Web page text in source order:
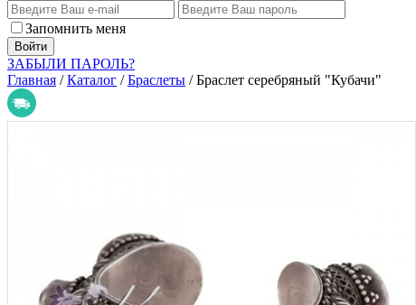
Запомнить меня
ЗАБЫЛИ ПАРОЛЬ?
Главная /Каталог /Браслеты /Браслет серебряный "Кубачи"